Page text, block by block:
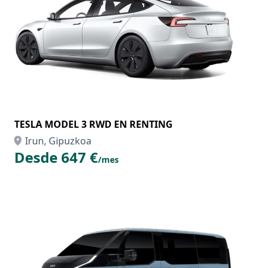
TESLA MODEL 3 RWD EN RENTING
Irun, Gipuzkoa
Desde 647 €/mes